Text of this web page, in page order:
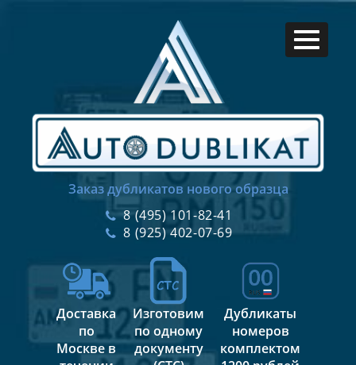
Заказ дубликатов нового образца
8 (495) 101-82-41
8 (925) 402-07-69
Доставка
по
Москве в
Изготовим
по одному
документу
Дубликаты
номеров
комплектом